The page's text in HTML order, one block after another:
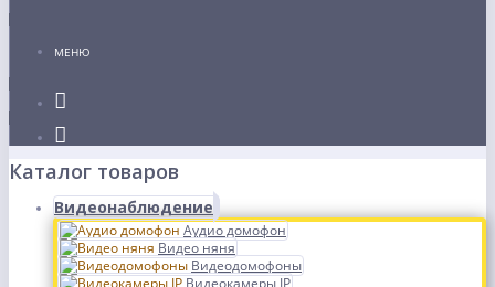
МЕНЮ
Каталог товаров
Видеонаблюдение
Аудио домофон
Видео няня
Видеодомофоны
Видеокамеры IP